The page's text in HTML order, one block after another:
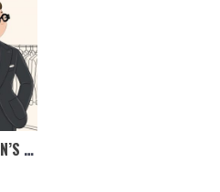
SR.FATO – THE GENTLEMEN’S MARKET, TÊM MESMO DE IR!